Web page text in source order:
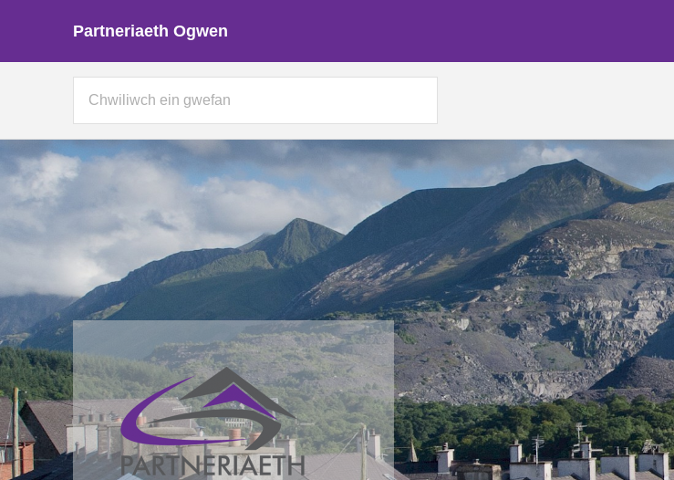
Partneriaeth Ogwen